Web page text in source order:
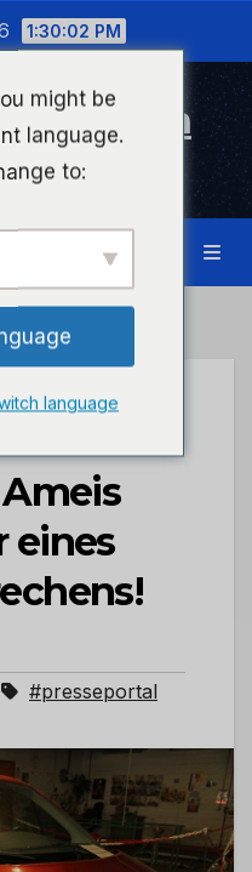
1:30:02 PM
Kreuznach
eines
#presseportal
might be
language.
to:
language